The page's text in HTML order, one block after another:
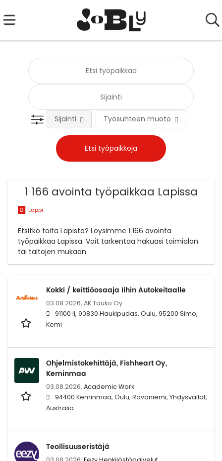
Työsuhteen muoto
Sijainti
1 166 avointa työpaikkaa Lapissa
Lappi
Etsitkö töitä Lapista? Löysimme 1 166 avointa
työpaikkaa Lapissa. Voit tarkentaa hakuasi toimialan
tai taitojen mukaan.
Kokki / keittiöosaaja Iihin Autokeitaalle
03.08.2026, AK Tauko Oy
91100 II, 90830 Haukipudas, Oulu, 95200 Simo,
Kemi
Ohjelmistokehittäjä, Fishheart Oy,
Keminmaa
03.08.2026, Academic Work
94400 Keminmaa, Oulu, Rovaniemi, Yhdysvallat,
Australia
Teollisuuseristäjä